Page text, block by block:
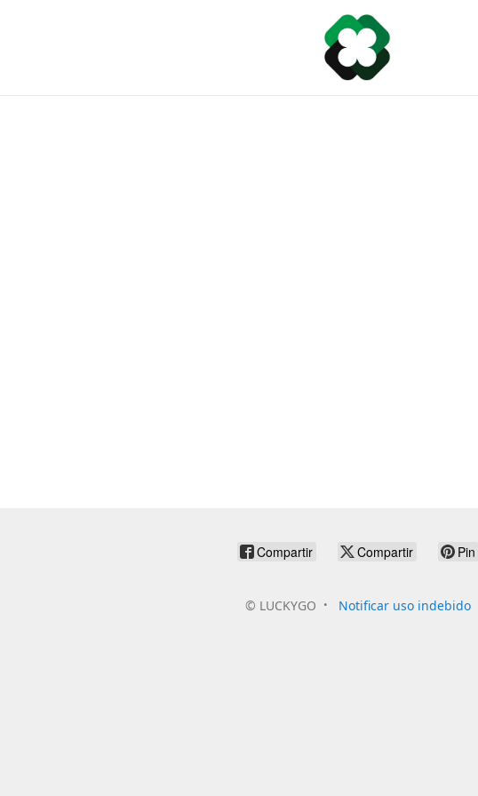
Compartir Compartir Pin
© LUCKYGO Notificar uso indebido